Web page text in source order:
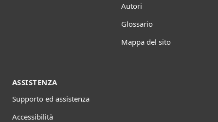
Autori
Glossario
Mappa del sito
ASSISTENZA
Supporto ed assistenza
Accessibilità